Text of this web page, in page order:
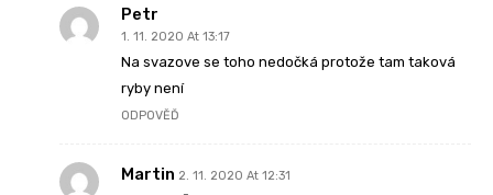
Petr
1. 11. 2020 At 13:17
Na svazove se toho nedočká protože tam taková
ryby není
ODPOVĚĎ
Martin 2. 11. 2020 At 12:31